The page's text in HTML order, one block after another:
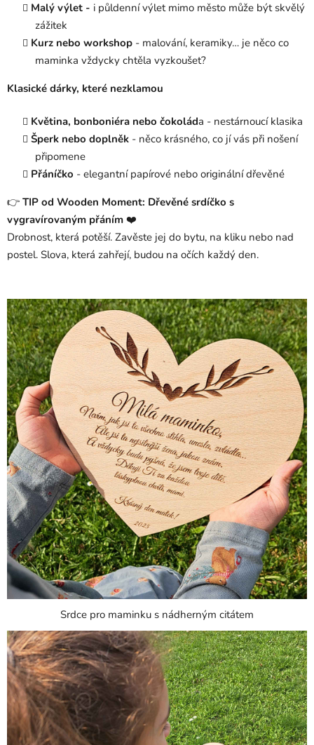
Malý výlet - i půldenní výlet mimo město může být skvělý
zážitek
Kurz nebo workshop - malování, keramiky… je něco co
maminka vždycky chtěla vyzkoušet?
Klasické dárky, které nezklamou
Květina, bonboniéra nebo čokoláda - nestárnoucí klasika
Šperk nebo doplněk - něco krásného, co jí vás při nošení
připomene
Přáníčko - elegantní papírové nebo originální dřevěné
👉 TIP od Wooden Moment: Dřevěné srdíčko s
vygravírovaným přáním ❤️
Drobnost, která potěší. Zavěste jej do bytu, na kliku nebo nad
postel. Slova, která zahřejí, budou na očích každý den.
Srdce pro maminku s nádherným citátem